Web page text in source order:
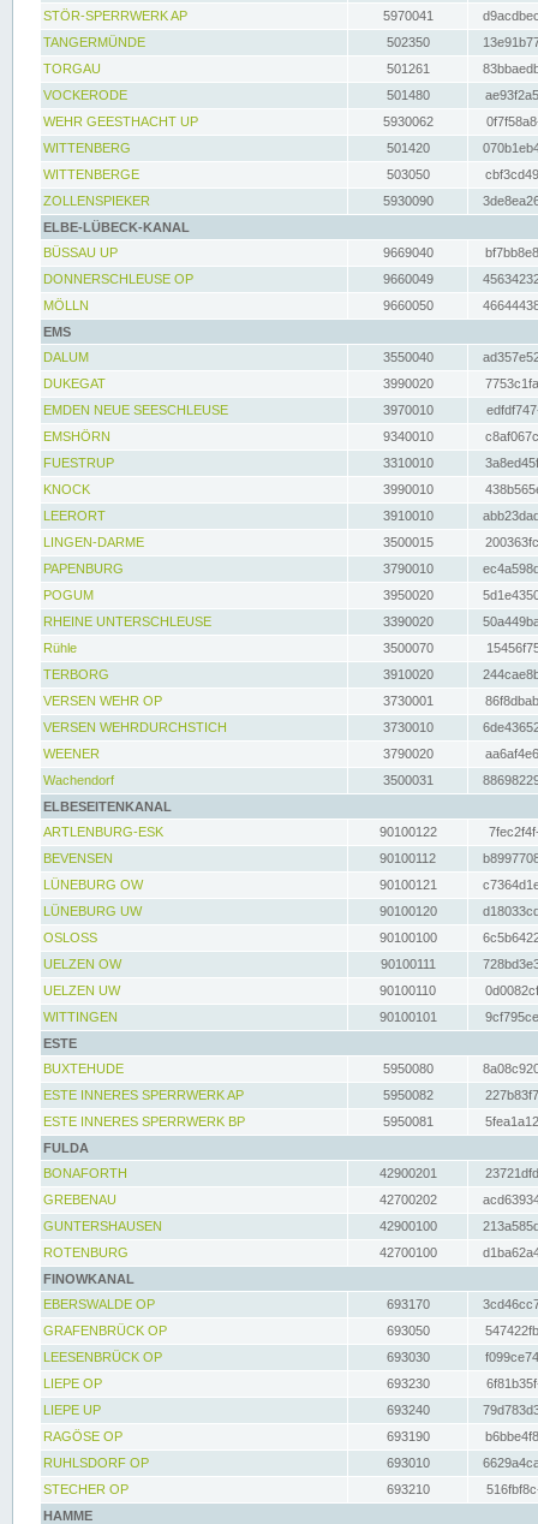
STÖR-SPERRWERK AP 5970041
TANGERMÜNDE
502350
TORGAU
501261
VOCKERODE
501480
WEHR GEESTHACHT UP
5930062
WITTENBERG
501420
WITTENBERGE
503050
ZOLLENSPIEKER
5930090
ELBE-LÜBECK-KANAL
BÜSSAU UP
9669040
DONNERSCHLEUSE OP
9660049
MÖLLN
9660050
EMS
DALUM
3550040
DUKEGAT
3990020
EMDEN NEUE SEESCHLEUSE
3970010
EMSHÖRN
9340010
FUESTRUP
3310010
KNOCK
3990010
LEERORT
3910010
LINGEN-DARME
3500015
PAPENBURG
3790010
POGUM
3950020
RHEINE UNTERSCHLEUSE
3390020
Rühle
3500070
TERBORG
3910020
VERSEN WEHR OP
3730001
VERSEN WEHRDURCHSTICH
3730010
WEENER
3790020
Wachendorf
3500031
ELBESEITENKANAL
ARTLENBURG-ESK
90100122
BEVENSEN
90100112
LÜNEBURG OW
90100121
LÜNEBURG UW
90100120
OSLOSS
90100100
UELZEN OW
90100111
UELZEN UW
90100110
WITTINGEN
90100101
ESTE
BUXTEHUDE
5950080
ESTE INNERES SPERRWERK AP
5950082
ESTE INNERES SPERRWERK BP
5950081
FULDA
BONAFORTH
42900201
GREBENAU
42700202
GUNTERSHAUSEN
42900100
ROTENBURG
42700100
FINOWKANAL
EBERSWALDE OP
693170
GRAFENBRÜCK OP
693050
LEESENBRÜCK OP
693030
LIEPE OP
693230
LIEPE UP
693240
RAGÖSE OP
693190
RUHLSDORF OP
693010
STECHER OP
693210
HAMME